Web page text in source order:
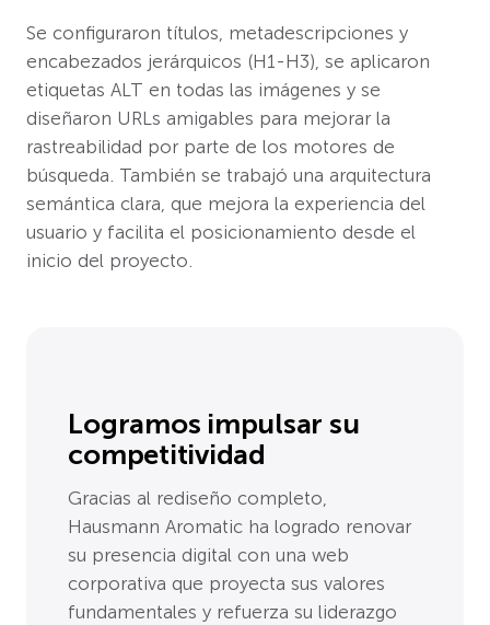
Se configuraron títulos, metadescripciones y
encabezados jerárquicos (H1-H3), se aplicaron
etiquetas ALT en todas las imágenes y se
diseñaron URLs amigables para mejorar la
rastreabilidad por parte de los motores de
búsqueda. También se trabajó una arquitectura
semántica clara, que mejora la experiencia del
usuario y facilita el posicionamiento desde el
inicio del proyecto.
Logramos impulsar su
competitividad
Gracias al rediseño completo,
Hausmann Aromatic ha logrado renovar
su presencia digital con una web
corporativa que proyecta sus valores
fundamentales y refuerza su liderazgo